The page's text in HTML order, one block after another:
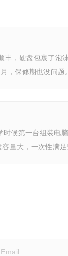
，硬盘包裹了泡
，保修期也没问题。
候第一台组装电
量大，一次性满足